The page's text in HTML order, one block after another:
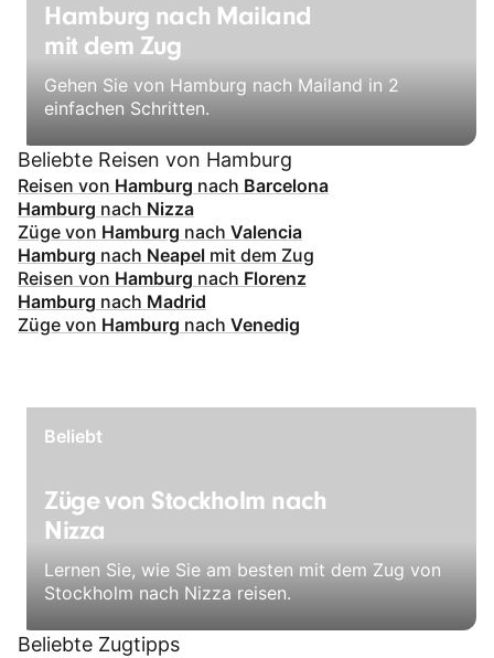
Hamburg nach Mailand
mit dem Zug
Gehen Sie von Hamburg nach Mailand in 2
einfachen Schritten.
Beliebte Reisen von Hamburg
Reisen von Hamburg nach Barcelona
Hamburg nach Nizza
Züge von Hamburg nach Valencia
Hamburg nach Neapel mit dem Zug
Reisen von Hamburg nach Florenz
Hamburg nach Madrid
Züge von Hamburg nach Venedig
Beliebt
Züge von Stockholm nach
Nizza
Lernen Sie, wie Sie am besten mit dem Zug von
Stockholm nach Nizza reisen.
Beliebte Zugtipps